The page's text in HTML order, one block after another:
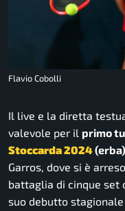
Flavio Cobolli
Il live e la diretta
valevole per il primo
Stoccarda 2024(erba)
Garros, dove si è
battaglia di cinque set
suo debutto